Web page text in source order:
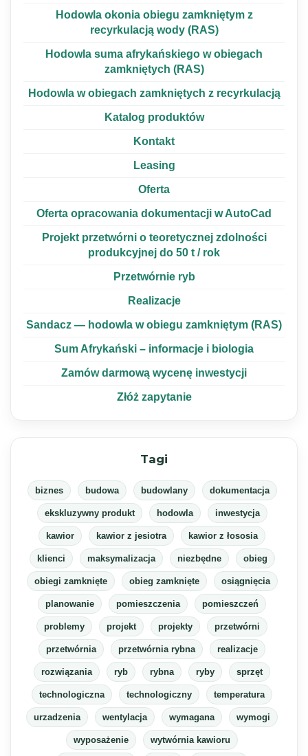
Hodowla okonia obiegu zamkniętym z
recyrkulacją wody (RAS)
Hodowla suma afrykańskiego w obiegach
zamkniętych (RAS)
Hodowla w obiegach zamkniętych z recyrkulacją
Katalog produktów
Kontakt
Leasing
Oferta
Oferta opracowania dokumentacji w AutoCad
Projekt przetwórni o teoretycznej zdolności
produkcyjnej do 50 t / rok
Przetwórnie ryb
Realizacje
Sandacz — hodowla w obiegu zamkniętym (RAS)
Sum Afrykański – informacje i biologia
Zamów darmową wycenę inwestycji
Złóż zapytanie
Tagi
biznes budowa budowlany dokumentacja
ekskluzywny produkt hodowla inwestycja
kawior kawior z jesiotra kawior z łososia
klienci maksymalizacja niezbędne obieg
obiegi zamknięte obieg zamknięte osiągnięcia
planowanie pomieszczenia pomieszczeń
problemy projekt projekty przetwórni
przetwórnia przetwórnia rybna realizacje
rozwiązania ryb rybna ryby sprzęt
technologiczna technologiczny temperatura
urzadzenia wentylacja wymagana wymogi
wyposażenie wytwórnia kawioru